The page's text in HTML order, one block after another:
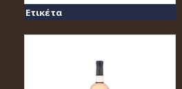
Ετικέτα